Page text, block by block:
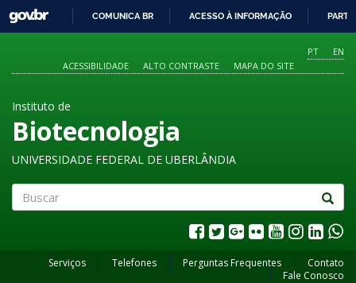
O
CONTEÚDO
GOVBR
COMUNICA BR ACESSO À INFORMAÇÃO
PT
EN
ACESSIBILIDADE
ALTO CONTRASTE MAPA DO SITE
Instituto de
Biotecnologia
UNIVERSIDADE FEDERAL DE UBERLÂNDIA
Serviços Telefones Perguntas Frequentes
Contato
Fale Conosco